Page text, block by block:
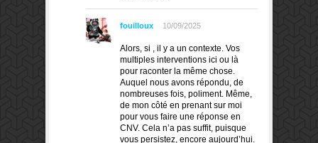
fouilloux 10/09/2025
Alors, si , il y a un contexte. Vos
multiples interventions ici ou là
pour raconter la même chose.
Auquel nous avons répondu, de
nombreuses fois, poliment. Même,
de mon côté en prenant sur moi
pour vous faire une réponse en
CNV. Cela n’a pas suffit, puisque
vous persistez, encore aujourd’hui.